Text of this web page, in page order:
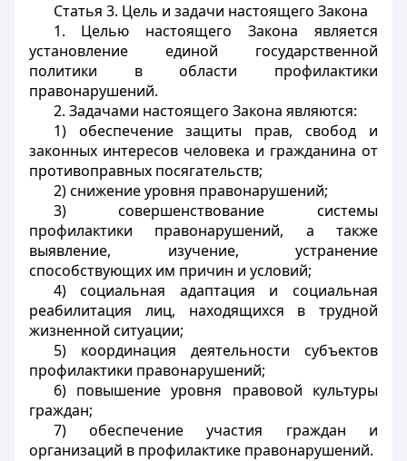
Статья 3. Цель и задачи настоящего Закона
1. Целью настоящего Закона является
установление единой государственной
политики в области профилактики
правонарушений.
2. Задачами настоящего Закона являются:
1) обеспечение защиты прав, свобод и
законных интересов человека и гражданина от
противоправных посягательств;
2) снижение уровня правонарушений;
3) совершенствование системы
профилактики правонарушений, а также
выявление, изучение, устранение
способствующих им причин и условий;
4) социальная адаптация и социальная
реабилитация лиц, находящихся в трудной
жизненной ситуации;
5) координация деятельности субъектов
профилактики правонарушений;
6) повышение уровня правовой культуры
граждан;
7) обеспечение участия граждан и
организаций в профилактике правонарушений.